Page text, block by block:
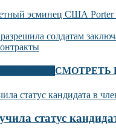
эсминец США Porter
солдатам
СМОТРЕТЬ
статус